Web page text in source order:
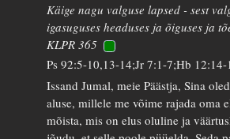
Käige nagu valguse lapsed - sest
igasuguses headuses ja õiguses ja
KLPR 365
Ps 92:5-10,13-14;Jr 7:1-7;Hb
Issand Jumal, meie Päästja, Sina
aluse, millele me võime rajada oma
mõista, mis on elus oluline ja